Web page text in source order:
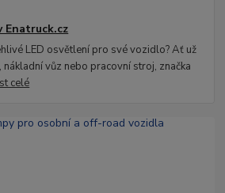
Enatruck.cz
LED osvětlení pro své vozidlo? Ať už
vůz nebo pracovní stroj, značka
celé